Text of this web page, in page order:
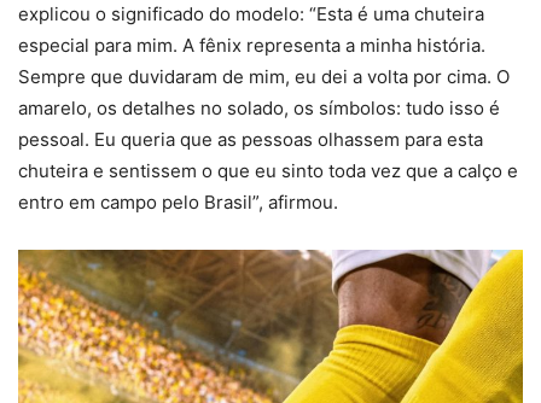
explicou o significado do modelo: “Esta é uma chuteira
especial para mim. A fênix representa a minha história.
Sempre que duvidaram de mim, eu dei a volta por cima. O
amarelo, os detalhes no solado, os símbolos: tudo isso é
pessoal. Eu queria que as pessoas olhassem para esta
chuteira e sentissem o que eu sinto toda vez que a calço e
entro em campo pelo Brasil”, afirmou.